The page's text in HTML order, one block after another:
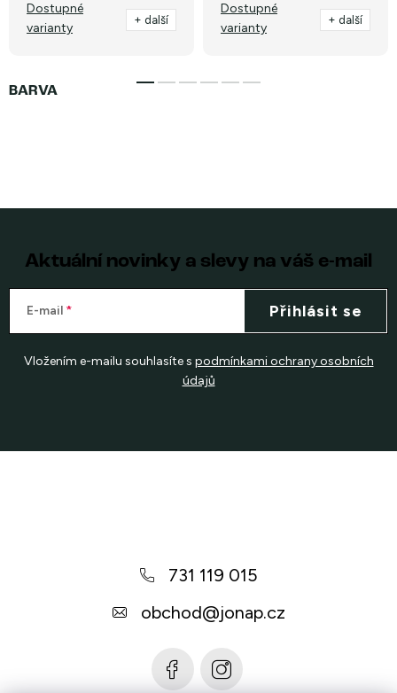
Dostupné
varianty
+ další
Dostupné
varianty
+ další
Aktuální novinky a slevy na váš e-mail
E-mail
Vložením e-mailu souhlasíte s podmínkami ochrany osobních
údajů
Přihlásit se
731 119 015
obchod@jonap.cz